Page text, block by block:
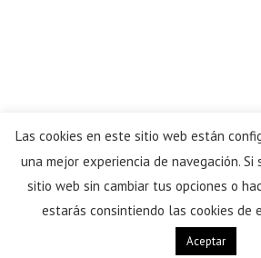
Ley de Política de privacidad y
Las cookies en este sitio web están
una mejor experiencia de navegación.
sitio web sin cambiar tus opciones o
estarás consintiendo las cookies de
Aceptar